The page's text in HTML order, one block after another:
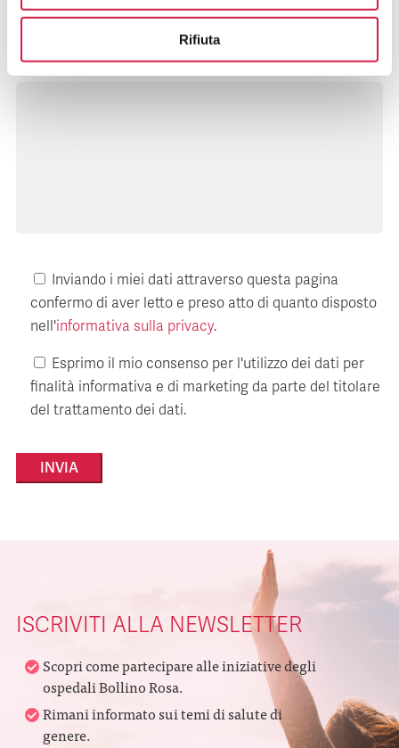
Rifiuta
Messaggio
Inviando i miei dati attraverso questa pagina
confermo di aver letto e preso atto di quanto disposto
nell'informativa sulla privacy.
Esprimo il mio consenso per l'utilizzo dei dati per
finalità informativa e di marketing da parte del titolare
del trattamento dei dati.
ISCRIVITI ALLA NEWSLETTER
Scopri come partecipare alle iniziative degli
ospedali Bollino Rosa.
Rimani informato sui temi di salute di
genere.